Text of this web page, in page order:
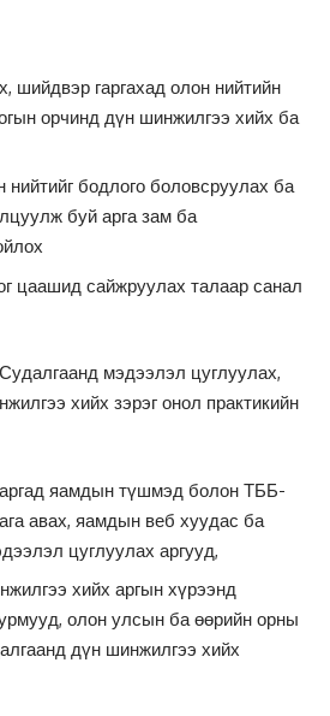
шийдвэр гаргахад олон нийтийн
орчинд дүн шинжилгээ хийх ба
бодлого боловсруулах ба
буй арга зам ба
цаашид сайжруулах талаар санал
мэдээлэл цуглуулах,
хийх зэрэг онол практикийн
яамдын түшмэд болон ТББ-
авах, яамдын веб хуудас ба
цуглуулах аргууд,
хийх аргын хүрээнд
олон улсын ба өөрийн орны
дүн шинжилгээ хийх